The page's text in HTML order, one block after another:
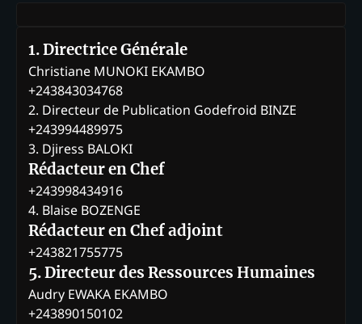
1. Directrice Générale
Christiane MUNOKI EKAMBO
+243843034768
2. Directeur de Publication Godefroid BINZE
+243994489975
3. Djiress BALOKI
Rédacteur en Chef
+243998434916
4. Blaise BOZENGE
Rédacteur en Chef adjoint
+243821755775
5. Directeur des Ressources Humaines
Audry EWAKA EKAMBO
+243890150102